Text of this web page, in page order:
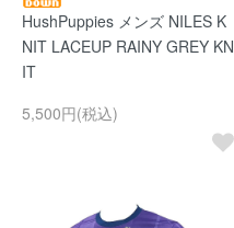
HushPuppies メンズ NILES K
NIT LACEUP RAINY GREY KN
IT
5,500円(税込)